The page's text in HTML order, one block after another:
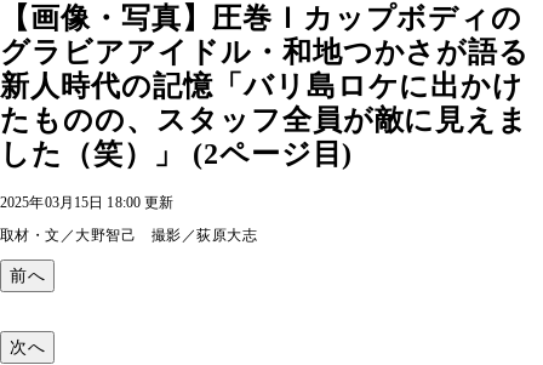
【画像・写真】圧巻Ｉカップボディの
グラビアアイドル・和地つかさが語る
新人時代の記憶「バリ島ロケに出かけ
たものの、スタッフ全員が敵に見えま
した（笑）」 (2ページ目)
2025年03月15日 18:00 更新
取材・文／大野智己 撮影／荻原大志
前へ
次へ